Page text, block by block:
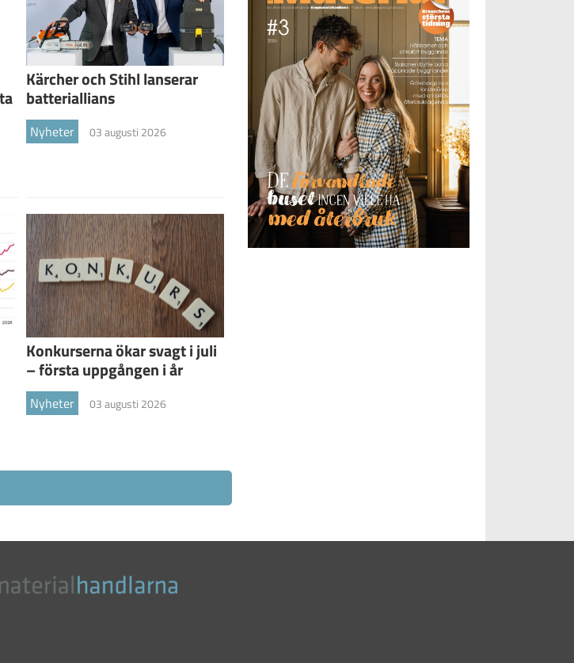
Kärcher och Stihl lanserar
batteriallians
Nyheter 03 augusti 2026
Konkurserna ökar svagt i juli
– första uppgången i år
Nyheter 03 augusti 2026